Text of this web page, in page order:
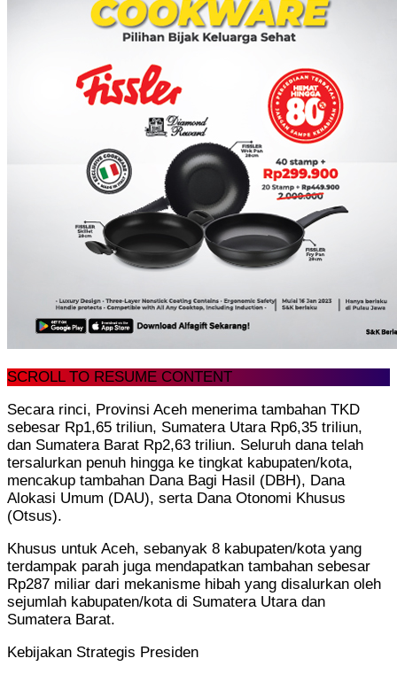
SCROLL TO RESUME CONTENT
Secara rinci, Provinsi Aceh menerima tambahan TKD
sebesar Rp1,65 triliun, Sumatera Utara Rp6,35 triliun,
dan Sumatera Barat Rp2,63 triliun. Seluruh dana telah
tersalurkan penuh hingga ke tingkat kabupaten/kota,
mencakup tambahan Dana Bagi Hasil (DBH), Dana
Alokasi Umum (DAU), serta Dana Otonomi Khusus
(Otsus).
Khusus untuk Aceh, sebanyak 8 kabupaten/kota yang
terdampak parah juga mendapatkan tambahan sebesar
Rp287 miliar dari mekanisme hibah yang disalurkan oleh
sejumlah kabupaten/kota di Sumatera Utara dan
Sumatera Barat.
Kebijakan Strategis Presiden